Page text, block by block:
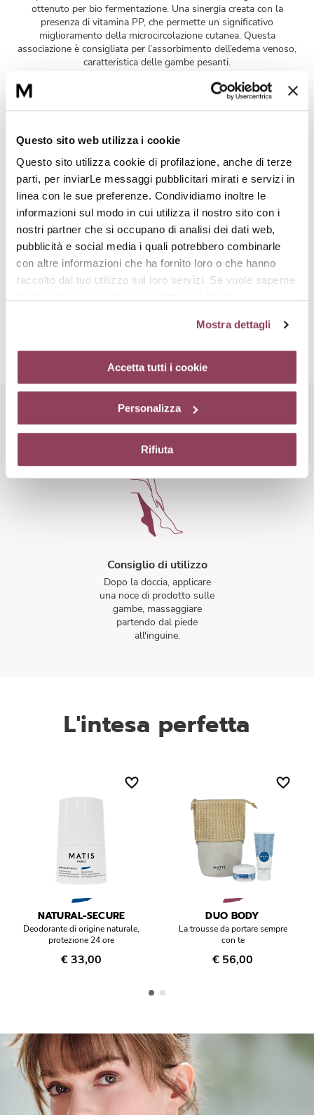
Questo sito web utilizza i cookie
Questo sito utilizza cookie di profilazione, anche di terze
parti, per inviarLe messaggi pubblicitari mirati e servizi in
linea con le sue preferenze. Condividiamo inoltre le
informazioni sul modo in cui utilizza il nostro sito con i
nostri partner che si occupano di analisi dei dati web,
pubblicità e social media i quali potrebbero combinarle
con altre informazioni che ha fornito loro o che hanno
raccolto dal tuo utilizzo sui loro servizi. Se vuole saperne
cliccando sul tasto “Accetta tutti i cookie”. Se non vuole i
“Rifiuta”. Chiudendo questo banner tramite l’apposito
comando “X” continuerai la navigazione del sito in
diversi da quelli tecnici.
Mostra dettagli
Accetta tutti i cookie
Personalizza
Rifiuta
ottenuto per bio fermentazione. Una sinergia creata con la
presenza di vitamina PP, che permette un significativo
miglioramento della microcircolazione cutanea. Questa
associazione è consigliata per l’assorbimento dell’edema venoso,
caratteristica delle gambe pesanti.
Complesso anti-acqua
Composto da un estratto di alga rossa (Palmaria Palmata) e da
un polifenolo venotonico. Permette di inibire la presenza di
capillari e di agire sull’attivazione del microcircolo, per migliorare
le funzioni di drenaggio e di termoregolazione.
Attivi complementari
Mentolo
Apporta un effetto fresco alla formula e partecipa alla
sensorialità eccezionale di questo gel.
Rituale di bellezza
Consiglio di utilizzo
Dopo la doccia, applicare
una noce di prodotto sulle
gambe, massaggiare
partendo dal piede
all'inguine.
L'intesa perfetta
NATURAL-SECURE
Deodorante di origine naturale,
protezione 24 ore
€ 33,00
DUO BODY
La trousse da portare sempre
con te
€ 56,00